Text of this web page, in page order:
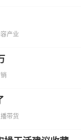
容产业
播带货